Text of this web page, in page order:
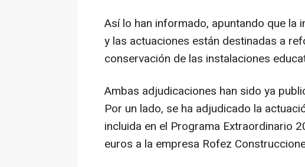
Así lo han informado, apuntando que la
y las actuaciones están destinadas a
conservación de las instalaciones
Ambas adjudicaciones han sido ya
Por un lado, se ha adjudicado la
incluida en el Programa Extraordinario
euros a la empresa Rofez